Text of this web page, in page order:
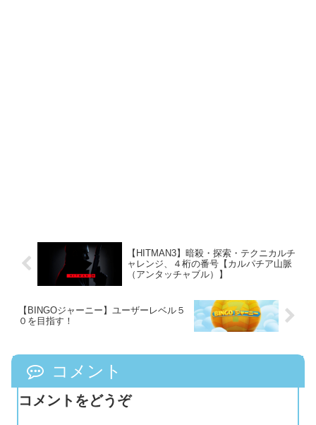
【HITMAN3】暗殺・探索・テクニカルチ
ャレンジ、４桁の番号【カルパチア山脈
（アンタッチャブル）】
【BINGOジャーニー】ユーザーレベル５
０を目指す！
コメント
コメントをどうぞ